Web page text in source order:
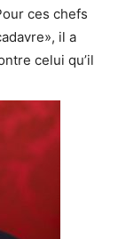
ces chefs
il a
celui qu’il